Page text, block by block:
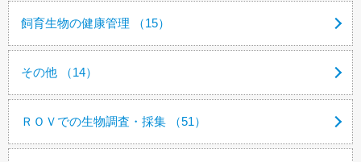
飼育生物の健康管理 （15）
その他 （14）
ＲＯＶでの生物調査・採集 （51）